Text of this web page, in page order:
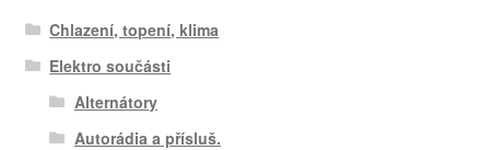
Chlazení, topení, klima
Elektro součásti
Alternátory
Autorádia a přísluš.